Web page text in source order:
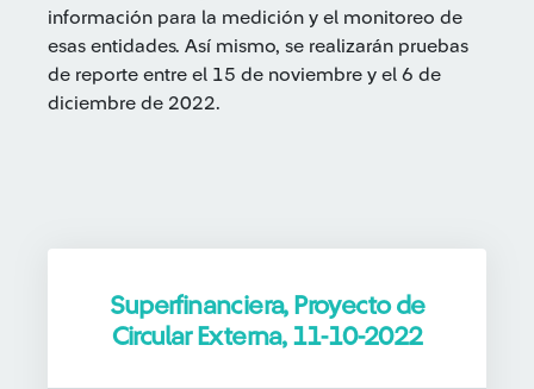
información para la medición y el monitoreo de
esas entidades. Así mismo, se realizarán pruebas
de reporte entre el 15 de noviembre y el 6 de
diciembre de 2022.
Superfinanciera, Proyecto de
Circular Externa, 11-10-2022